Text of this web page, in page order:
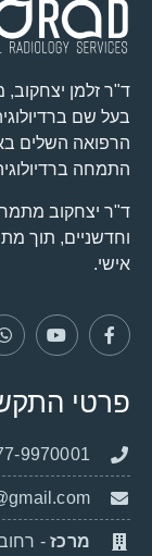
ד"ר זלמן
בעל שם
הרפואה השלים
התמחה
ד"ר יצחקוב
וחדשניים, תוך
אישי.
פרטי
9970001
מרכז